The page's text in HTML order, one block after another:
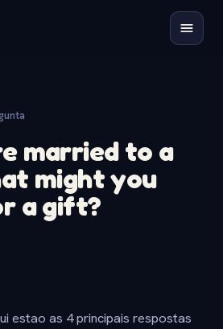
married to a
might you
a gift?
estao as 4 principais respostas